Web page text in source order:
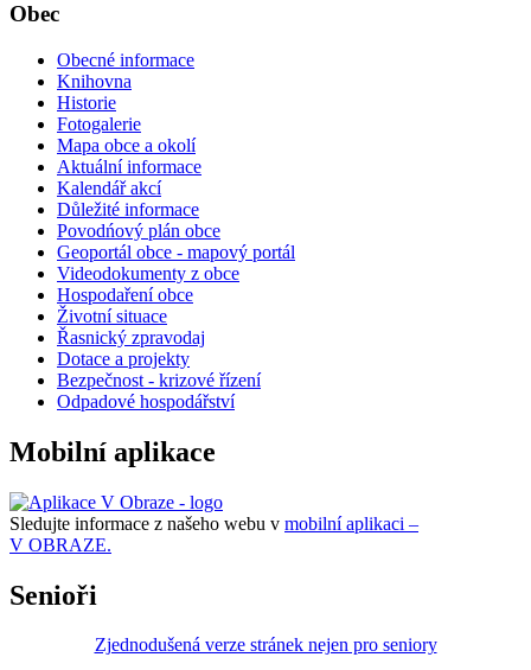
Obec
Obecné informace
Knihovna
Historie
Fotogalerie
Mapa obce a okolí
Aktuální informace
Kalendář akcí
Důležité informace
Povodńový plán obce
Geoportál obce - mapový portál
Videodokumenty z obce
Hospodaření obce
Životní situace
Řasnický zpravodaj
Dotace a projekty
Bezpečnost - krizové řízení
Odpadové hospodářství
Mobilní aplikace
Sledujte informace z našeho webu v mobilní aplikaci –
V OBRAZE.
Senioři
Zjednodušená verze stránek nejen pro seniory